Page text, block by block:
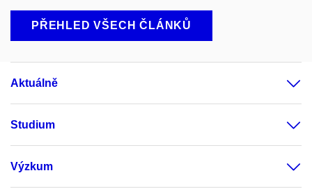
PŘEHLED VŠECH ČLÁNKŮ
Aktuálně
Studium
Výzkum